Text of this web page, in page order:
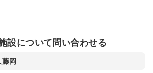
設について問い合わせる
藤岡